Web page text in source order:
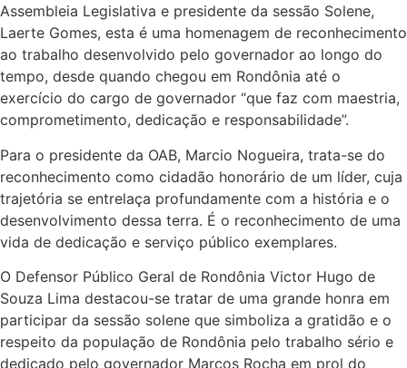
Assembleia Legislativa e presidente da sessão Solene,
Laerte Gomes, esta é uma homenagem de reconhecimento
ao trabalho desenvolvido pelo governador ao longo do
tempo, desde quando chegou em Rondônia até o
exercício do cargo de governador “que faz com maestria,
comprometimento, dedicação e responsabilidade”.
Para o presidente da OAB, Marcio Nogueira, trata-se do
reconhecimento como cidadão honorário de um líder, cuja
trajetória se entrelaça profundamente com a história e o
desenvolvimento dessa terra. É o reconhecimento de uma
vida de dedicação e serviço público exemplares.
O Defensor Público Geral de Rondônia Victor Hugo de
Souza Lima destacou-se tratar de uma grande honra em
participar da sessão solene que simboliza a gratidão e o
respeito da população de Rondônia pelo trabalho sério e
dedicado pelo governador Marcos Rocha em prol do